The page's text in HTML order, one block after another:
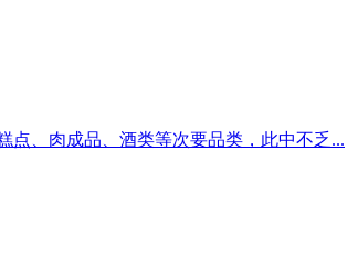
点、肉成品、酒类等次要品类，此中不乏...